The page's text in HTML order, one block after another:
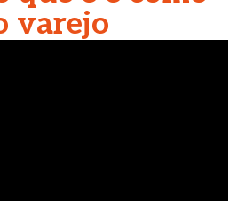
varejo